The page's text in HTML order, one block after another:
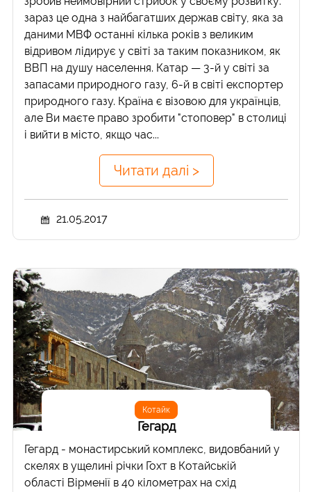
зараз це одна з найбагатших держав світу, яка за
даними МВФ останні кілька років з великим
відривом лідирує у світі за таким показником, як
ВВП на душу населення. Катар — 3-й у світі за
запасами природного газу, 6-й в світі експортер
природного газу. Країна є візовою для українців,
але Ви маєте право зробити "стоповер" в столиці
і вийти в місто, якщо час...
Читати далі >
21.05.2017
Котайк
Гегард
Гегард - монастирський комплекс, видовбаний у
скелях в ущелині річки Гохт в Котайській
області Вірменії в 40 кілометрах на схід